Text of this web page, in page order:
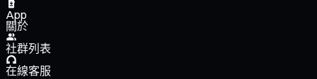
App
關於
社群列表
在線客服